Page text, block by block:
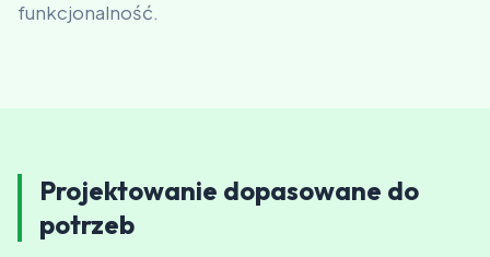
funkcjonalność.
Projektowanie dopasowane do
potrzeb